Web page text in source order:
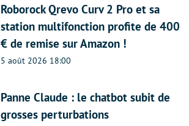
Roborock Qrevo Curv 2 Pro et sa
station multifonction profite de 400
€ de remise sur Amazon !
5 août 2026 18:00
Panne Claude : le chatbot subit de
grosses perturbations